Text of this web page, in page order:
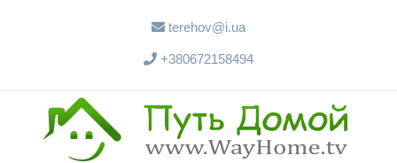
terehov@i.ua
+380672158494